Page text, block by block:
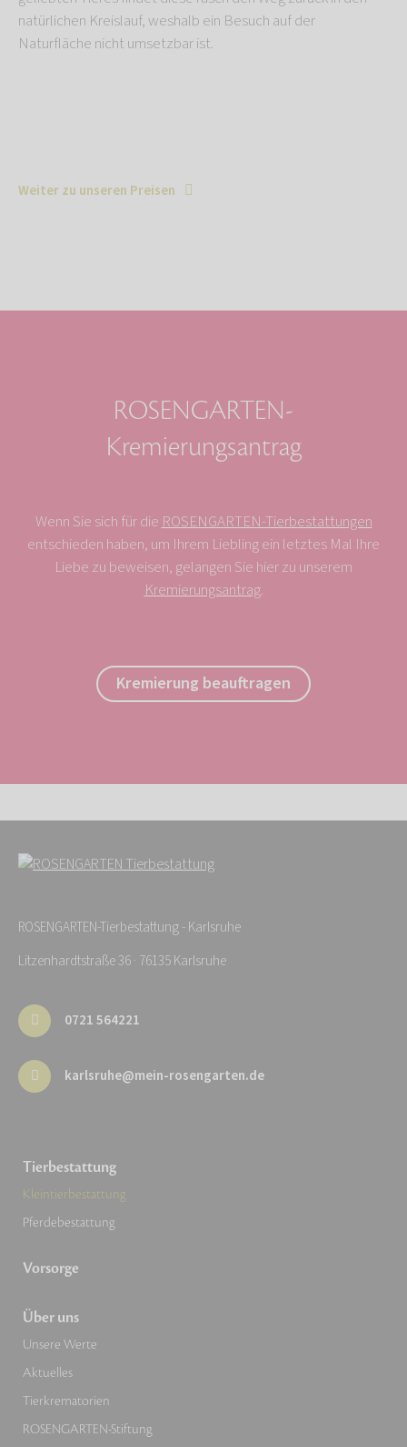
natürlichen Kreislauf, weshalb ein Besuch auf der
Naturfläche nicht umsetzbar ist.
Weiter zu unseren Preisen
ROSENGARTEN-
Kremierungsantrag
Wenn Sie sich für die ROSENGARTEN-Tierbestattungen
entschieden haben, um Ihrem Liebling ein letztes Mal Ihre
Liebe zu beweisen, gelangen Sie hier zu unserem
Kremierungsantrag.
Kremierung beauftragen
ROSENGARTEN-Tierbestattung - Karlsruhe
Litzenhardtstraße 36 · 76135 Karlsruhe
0721 564221
karlsruhe@mein-rosengarten.de
Tierbestattung
Kleintierbestattung
Pferdebestattung
Vorsorge
Über uns
Unsere Werte
Aktuelles
Tierkrematorien
ROSENGARTEN-Stiftung